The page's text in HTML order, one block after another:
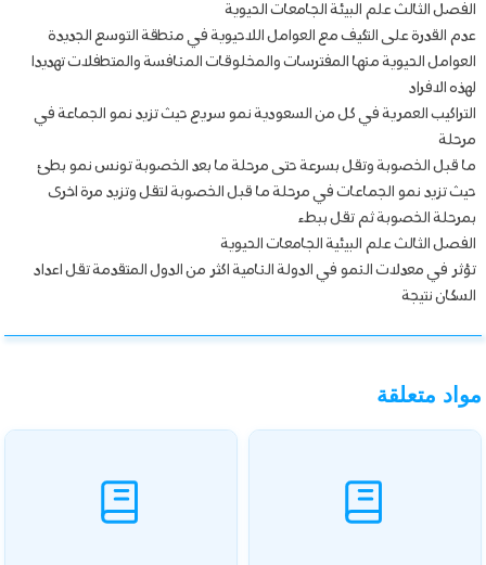
الفصل الثالث علم البيئة الجامعات الحيوية
عدم القدرة على التكيف مع العوامل اللاحيوية في منطقة التوسع الجديدة
العوامل الحيوية منها المفترسات والمخلوقات المنافسة والمتطفلات تهديدا
لهذه الافراد
التراكيب العمرية في كل من السعودية نمو سريع حيث تزيد نمو الجماعة في
مرحلة
ما قبل الخصوبة وتقل بسرعة حتى مرحلة ما بعد الخصوبة تونس نمو بطئ
حيث تزيد نمو الجماعات في مرحلة ما قبل الخصوبة لتقل وتزيد مرة اخرى
بمرحلة الخصوبة ثم تقل ببطء
الفصل الثالث علم البيئية الجامعات الحيوية
تؤثر في معدلات النمو في الدولة النامية اكثر من الدول المتقدمة تقل اعداد
السكان نتيجة
مواد متعلقة